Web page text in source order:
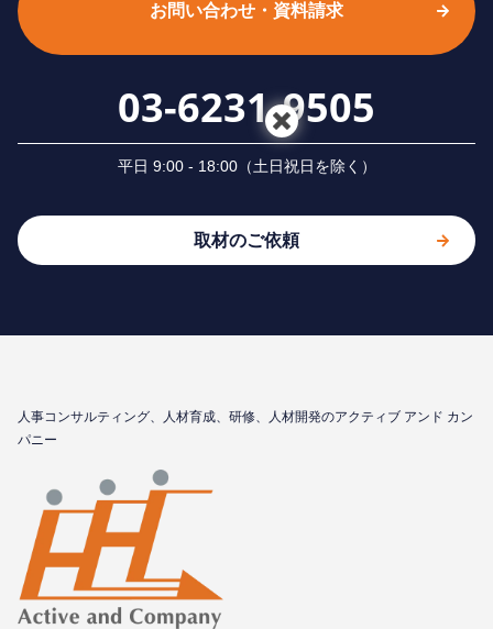
お問い合わせ・資料請求
03-6231-9505
平⽇ 9:00 - 18:00（⼟⽇祝⽇を除く）
取材のご依頼
⼈事コンサルティング、⼈材育成、研修、⼈材開発のアクティブ アンド カン
パニー